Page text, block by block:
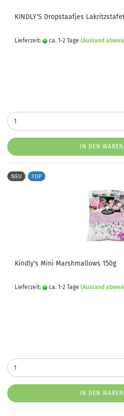
KINDLY'S Dropstaafjes
Lieferzeit: ca. 1-2 Tage (Ausland
IN DEN
NEU TOP
Kindly's Mini Marshmallows 150g
Lieferzeit: ca. 1-2 Tage (Ausland
IN DEN